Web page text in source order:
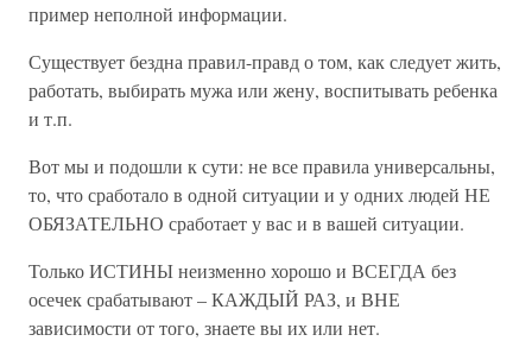
пример неполной информации.
Существует бездна правил-правд о том, как следует жить,
работать, выбирать мужа или жену, воспитывать ребенка
и т.п.
Вот мы и подошли к сути: не все правила универсальны,
то, что сработало в одной ситуации и у одних людей НЕ
ОБЯЗАТЕЛЬНО сработает у вас и в вашей ситуации.
Только ИСТИНЫ неизменно хорошо и ВСЕГДА без
осечек срабатывают – КАЖДЫЙ РАЗ, и ВНЕ
зависимости от того, знаете вы их или нет.